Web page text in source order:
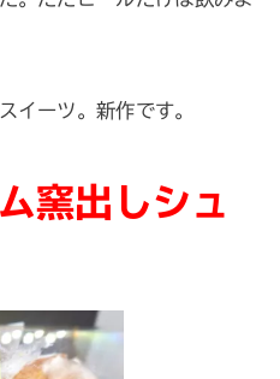
イーツ。新作です。
窯出しシュ